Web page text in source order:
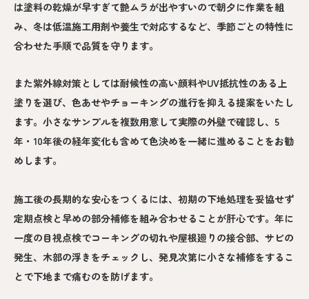
は塗料の乾燥が早すぎて艶ムラが出やすいので朝夕に作業を組
み、冬は低温施工用剤や養生で対応するなど、季節ごとの特性に
合わせた手順で品質を守ります。
また紫外線対策としては耐候性の高い顔料やUV抵抗性のある上
塗りを選び、色あせやチョーキングの進行を抑える提案をいたし
ます。小さなサンプルを複数用意して実際の外壁で確認し、5
年・10年後の経年変化も含めて色決めを一緒に進めることをお勧
めします。
施工後の長期的な安心をつくるには、初期の下地処理を妥協せず
定期点検と早めの部分補修を組み合わせることが肝心です。年に
一度の目視点検でコーキングの切れや屋根廻りの接合部、サビの
発生、木部の浮きをチェックし、発見次第に小さな補修をするこ
とで下地まで痛むのを防げます。